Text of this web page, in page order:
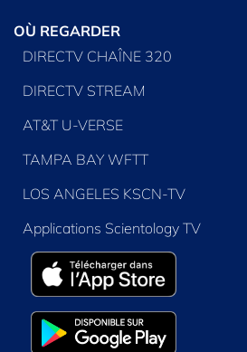
OÙ REGARDER
DIRECTV CHAÎNE 320
DIRECTV STREAM
AT&T U-VERSE
TAMPA BAY WFTT
LOS ANGELES KSCN-TV
Applications Scientology TV